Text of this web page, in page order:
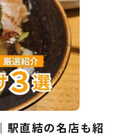
駅直結の名店も紹